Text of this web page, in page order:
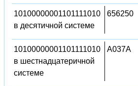
10100000001101111010
в десятичной системе
656250
10100000001101111010
в шестнадцатеричной
системе
A037A